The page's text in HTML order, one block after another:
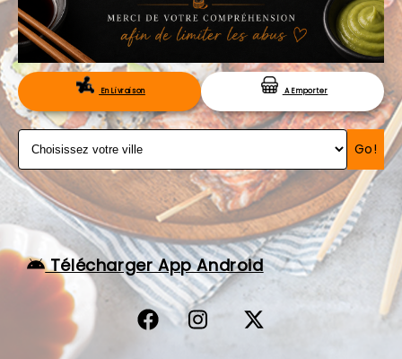
MENTIONS LÉGALES
C.G.V
RÉSERVATIONEn Livraison A Emporter
Go!
Télécharger App Android